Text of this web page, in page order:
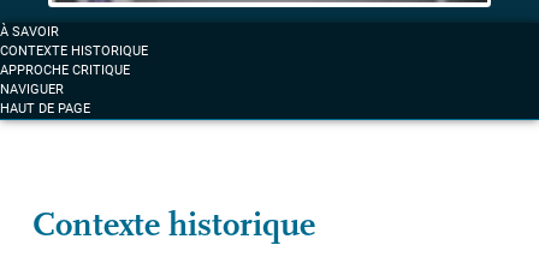
Femmes
et
anticolonialisme
à
Marseille
À SAVOIR
CONTEXTE HISTORIQUE
APPROCHE CRITIQUE
NAVIGUER
HAUT DE PAGE
Contexte historique